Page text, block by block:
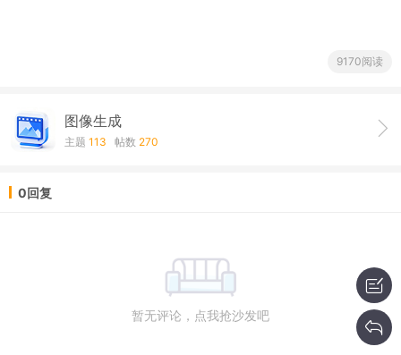
9170阅读
图像生成
主题 113 帖数 270
0回复
暂无评论，点我抢沙发吧